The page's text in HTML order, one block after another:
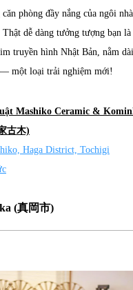
phòng đầy nắng của ngôi
dễ dàng tưởng tượng bạn
truyền hình Nhật Bản, nằm
một loại trải nghiệm mới!
Mashiko Ceramic &
古木)
Haga District, Tochigi
(真岡市)